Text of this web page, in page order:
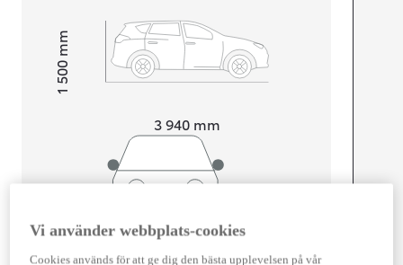
3 940 mm
Height1 500
mm
1 745 mm
Vi använder webbplats-cookies
Cookies används för att ge dig den bästa upplevelsen på vår